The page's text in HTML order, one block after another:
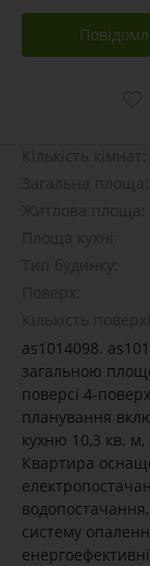
as1014098.
загальною
поверсі 4-
планування
кухню 10,3 кв. м,
Квартира
систему